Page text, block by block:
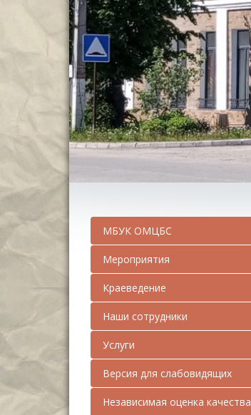
МБУК ОМЦБС
Мероприятия
Краеведение
Наши сотрудники
Услуги
Версия для слабовидящих
Независимая оценка качества